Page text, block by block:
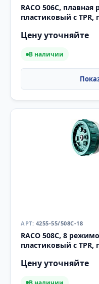
RACO 506C,
пластиковый с TPR,
Цену уточняйте
В наличии
4255-55/508C-18
RACO 508C, 8
пластиковый с TPR,
Цену уточняйте